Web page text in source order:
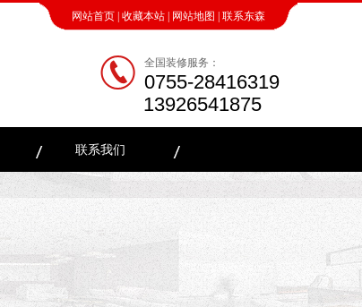
网站首页 收藏本站 网站地图 联系东森
全国装修服务：
0755-28416319
13926541875
联系我们